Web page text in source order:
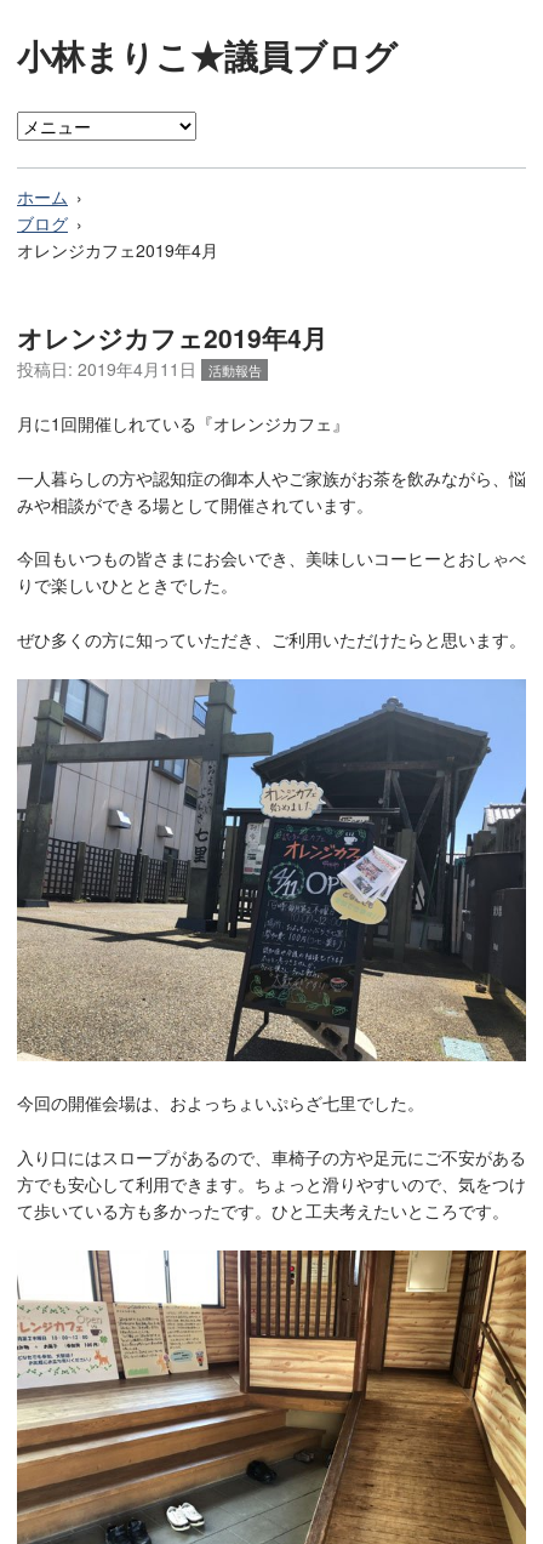
小林まりこ★議員ブログ
ホーム
ブログ
オレンジカフェ2019年4月
オレンジカフェ2019年4月
投稿日: 2019年4月11日 活動報告
月に1回開催しれている『オレンジカフェ』
一人暮らしの方や認知症の御本人やご家族がお茶を飲みながら、悩
みや相談ができる場として開催されています。
今回もいつもの皆さまにお会いでき、美味しいコーヒーとおしゃべ
りで楽しいひとときでした。
ぜひ多くの方に知っていただき、ご利用いただけたらと思います。
今回の開催会場は、およっちょいぷらざ七里でした。
入り口にはスロープがあるので、車椅子の方や足元にご不安がある
方でも安心して利用できます。ちょっと滑りやすいので、気をつけ
て歩いている方も多かったです。ひと工夫考えたいところです。